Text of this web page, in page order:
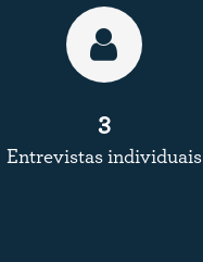
3
Entrevistas individuais